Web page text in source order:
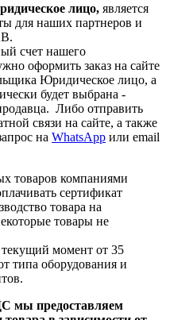
лицо, является
для наших партнеров и
счет нашего
оформить заказ на сайте
Юридическое лицо, а
будет выбрана -
Либо отправить
связи на сайте, а также
на WhatsApp или email
товаров компаниями
сертификат
товара на
товары не
момент от 35
типа оборудования и
мы предоставляем